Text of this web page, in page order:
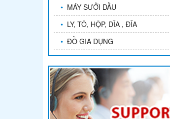
• MÁY SƯỞI DẦU
• LY, TÔ, HỘP, DĨA , ĐĨA
• ĐỒ GIA DỤNG